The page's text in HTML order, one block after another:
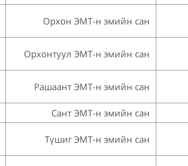
Орхон ЭМТ-н эмийн сан
Орхонтуул ЭМТ-н эмийн сан
Рашаант ЭМТ-н эмийн сан
Сант ЭМТ-н эмийн сан
Түшиг ЭМТ-н эмийн сан